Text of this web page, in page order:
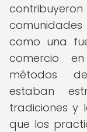
como una
comercio
métodos
estaban
tradiciones y
que los